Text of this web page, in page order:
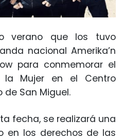
verano que los tuvo
nacional Amerika’n
para conmemorar el
la Mujer en el Centro
de San Miguel.
fecha, se realizará una
en los derechos de las